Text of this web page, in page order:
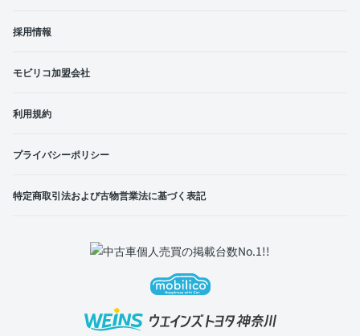
採用情報
モビリコ加盟会社
利用規約
プライバシーポリシー
特定商取引法および古物営業法に基づく表記